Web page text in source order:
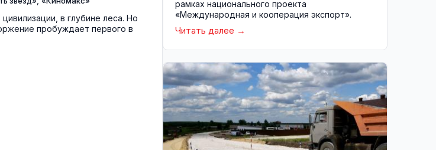
в глубине леса. Но
пробуждает первого в
рамках национального проекта
«Международная и кооперация экспорт».
Читать далее